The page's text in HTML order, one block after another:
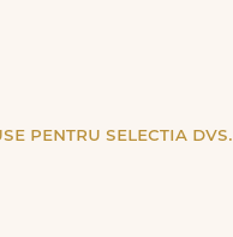
pentru selectia dvs.